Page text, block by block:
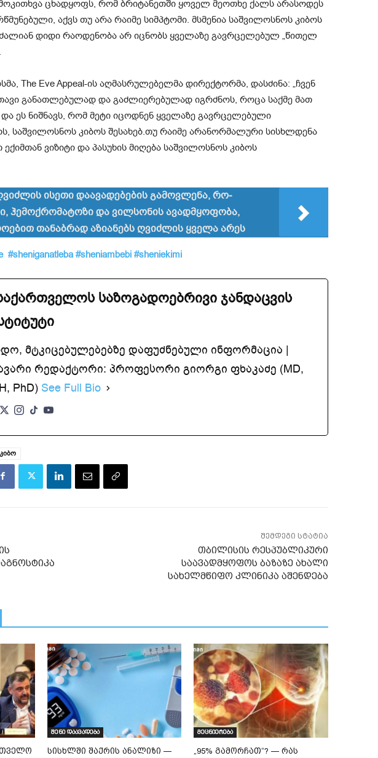
ცხადყოფს, რომ ბრიტანეთში ყოველ მეოთხე ქალს არასოდეს
აქვს თუ არა რაიმე სიმპტომი. მსმენია საშვილოსნოს კიბოს
ძალიან დიდი რაოდენობა არ იცნობს ყველაზე გავრცელებულ „წითელ
The Eve Appeal-ის აღმასრულებელმა დირექტორმა, დასძინა: „ჩვენ
განათლებულად და გაძლიერებულად იგრძნოს, როცა საქმე მათ
ეს ნიშნავს, რომ მეტი იცოდნენ ყველაზე გავრცელებული
საშვილოსნოს კიბოს შესახებ.თუ რაიმე არანორმალური სისხლდენა
ვიზიტი და პასუხის მიღება საშვილოსნოს კიბოს
ისეთი დაავადებების გა­­­მო­ვ­­­ლენა, რო­­
ჰემოქრომა­ტო­­ზი და ვილსონის ავადმყოფობა,
თანაბრად აზიანებს ღვიძლის ყვე­ლა არეს
#sheniganatleba #sheniambebi #sheniekimi
საზოგადოებრივი ჯანდაცვის
მტკიცებულებებზე დაფუძნებული ინფორმაცია |
რედაქტორი: პროფესორი გიორგი ფხაკაძე (MD,
PhD) See Full Bio
შემდეგი სტატია
თბილისის რესპუბლიკური
საავადმყოფოს ბაზაზე ახალი
სახელმწიფო კლინიკა აშენდება
შენი დაავადება
სისხლში შაქრის ანალიზი —
მეცნიერება
„95% გამორჩათ“? — რას